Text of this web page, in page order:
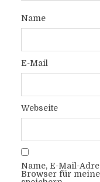
Name
E-Mail
Webseite
Name, E-Mail-
Browser für